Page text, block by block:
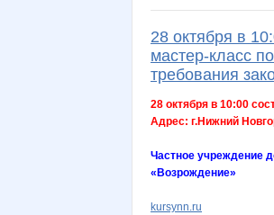
28 октября в
мастер-класс
требования
28 октября в 10:00
Адрес: г.Нижний
Частное учреждение
«Возрождение»
kursynn.ru